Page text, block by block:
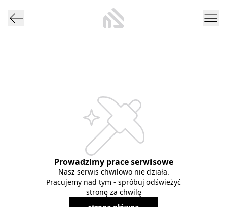
Prowadzimy prace serwisowe
Nasz serwis chwilowo nie działa.
Pracujemy nad tym - spróbuj odświeżyć
stronę za chwilę